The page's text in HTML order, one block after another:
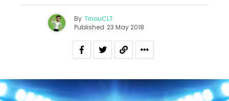
By TinouCLT
Published 23 May 2018